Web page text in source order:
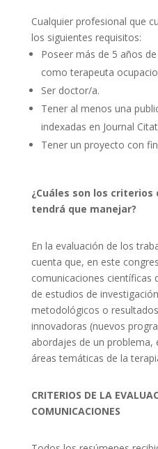
Cualquier profesional que
los siguientes requisitos:
Poseer más de 5 años
como terapeuta
Ser doctor/a.
Tener al menos una
indexadas en Journal
Tener un proyecto con
¿Cuáles son los criterios
tendrá que manejar?
En la evaluación de los
cuenta que, en este
comunicaciones científicas
de estudios de
metodológicos o
innovadoras (nuevos
abordajes de un problema,
áreas temáticas de la
CRITERIOS DE LA
COMUNICACIONES